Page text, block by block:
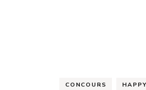
CONCOURS